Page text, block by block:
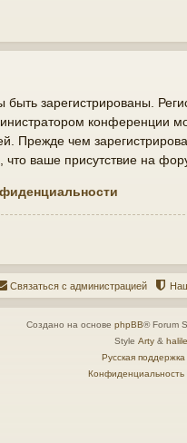
зарегистрированы.
конференции
Прежде чем
ваше присутствие на
Связаться с администрацией
Создано на основе phpBB® Forum
Style Arty &
Русская
Конфиденциальность